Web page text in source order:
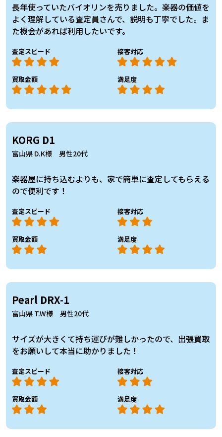
長年使っていたバイオリンを売りました。楽器の価値を
よく理解している査定員さんで、説明も丁寧でした。ま
た機会があれば利用したいです。
査定スピード 接客対応
買取金額 満足度
KORG D1
富山県 D.K様 男性20代
楽器屋に持ち込むよりも、家で簡単に査定してもらえる
ので便利です！
査定スピード 接客対応
買取金額 満足度
Pearl DRX-1
富山県 T.W様 男性20代
サイズが大きくて持ち運びが難しかったので、出張買取
をお願いして本当に助かりました！
査定スピード 接客対応
買取金額 満足度